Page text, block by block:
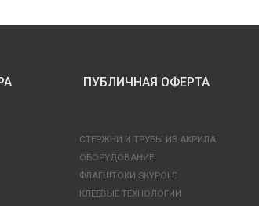
ПУБЛИЧНАЯ ОФЕРТА
СТЕРЖНИ И ТРУБЫ ИЗ АКРИЛА
ОБОРУДОВАНИЕ
ФЛАГШТОКИ SKYPOLE
КЛЕЕВЫЕ ТЕХНОЛОГИИ